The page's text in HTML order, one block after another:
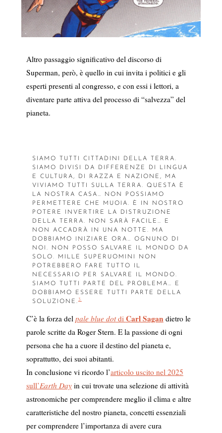
Altro passaggio significativo del discorso di
Superman, però, è quello in cui invita i politici e gli
esperti presenti al congresso, e con essi i lettori, a
diventare parte attiva del processo di “salvezza” del
pianeta.
SIAMO TUTTI CITTADINI DELLA TERRA.
SIAMO DIVISI DA DIFFERENZE DI LINGUA
E CULTURA, DI RAZZA E NAZIONE, MA
VIVIAMO TUTTI SULLA TERRA. QUESTA È
LA NOSTRA CASA… NON POSSIAMO
PERMETTERE CHE MUOIA. È IN NOSTRO
POTERE INVERTIRE LA DISTRUZIONE
DELLA TERRA. NON SARÀ FACILE… E
NON ACCADRÀ IN UNA NOTTE. MA
DOBBIAMO INIZIARE ORA… OGNUNO DI
NOI. NON POSSO SALVARE IL MONDO DA
SOLO. MILLE SUPERUOMINI NON
POTREBBERO FARE TUTTO IL
NECESSARIO PER SALVARE IL MONDO.
SIAMO TUTTI PARTE DEL PROBLEMA… E
DOBBIAMO ESSERE TUTTI PARTE DELLA
SOLUZIONE.3
C’è la forza del pale blue dotdi Carl Sagan dietro le
parole scritte da Roger Stern. E la passione di ogni
persona che ha a cuore il destino del pianeta e,
soprattutto, dei suoi abitanti.
In conclusione vi ricordo l’articolo uscito nel 2025
sull’Earth Dayin cui trovate una selezione di attività
astronomiche per comprendere meglio il clima e altre
caratteristiche del nostro pianeta, concetti essenziali
per comprendere l’importanza di avere cura